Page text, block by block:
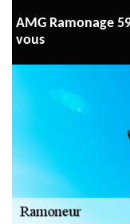
AMG Ramonage
vous